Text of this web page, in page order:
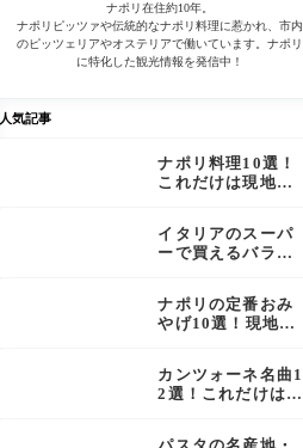
ナポリ在住約10年。
ナポリピッツァや伝統的なナポリ料理に惹かれ、市内
のピッツェリアやオステリアで働いています。ナポリ
に特化した観光情報を発信中！
人気記事
ナポリ料理10選！
これだけは現地で
イタリアのスーパ
ーで買えるバラマ
ナポリの定番おみ
やげ10選！現地で
介！
カンツォーネ名曲1
2選！これだけは知